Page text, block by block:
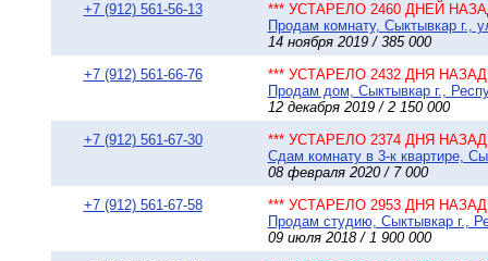
+7 (912) 561-56-13
*** УСТАРЕЛО 2460 ДНЕЙ
Продам комнату, Сыктывкар г.,
14 ноября 2019 / 385 000
+7 (912) 561-66-76
*** УСТАРЕЛО 2432 ДНЯ НАЗАД
Продам дом, Сыктывкар г.,
12 декабря 2019 / 2 150 000
+7 (912) 561-67-30
*** УСТАРЕЛО 2374 ДНЯ НАЗАД
Сдам комнату в 3-к квартире,
08 февраля 2020 / 7 000
+7 (912) 561-67-58
*** УСТАРЕЛО 2953 ДНЯ НАЗАД
Продам студию, Сыктывкар г.,
09 июля 2018 / 1 900 000